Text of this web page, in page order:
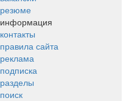
резюме
информация
контакты
правила сайта
реклама
подписка
разделы
поиск